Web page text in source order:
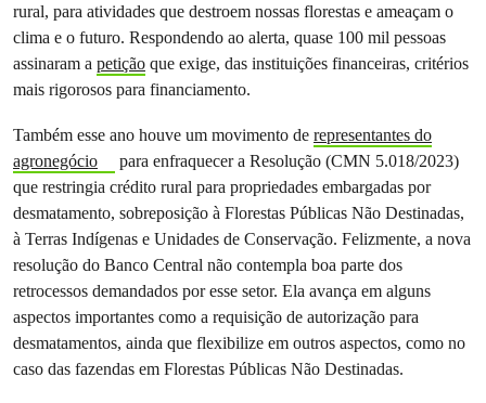
rural, para atividades que destroem nossas florestas e ameaçam o
clima e o futuro. Respondendo ao alerta, quase 100 mil pessoas
assinaram a petição que exige, das instituições financeiras, critérios
mais rigorosos para financiamento.
Também esse ano houve um movimento de representantes do
agronegócio
para enfraquecer a Resolução (CMN 5.018/2023)
que restringia crédito rural para propriedades embargadas por
desmatamento, sobreposição à Florestas Públicas Não Destinadas,
à Terras Indígenas e Unidades de Conservação. Felizmente, a nova
resolução do Banco Central não contempla boa parte dos
retrocessos demandados por esse setor. Ela avança em alguns
aspectos importantes como a requisição de autorização para
desmatamentos, ainda que flexibilize em outros aspectos, como no
caso das fazendas em Florestas Públicas Não Destinadas.